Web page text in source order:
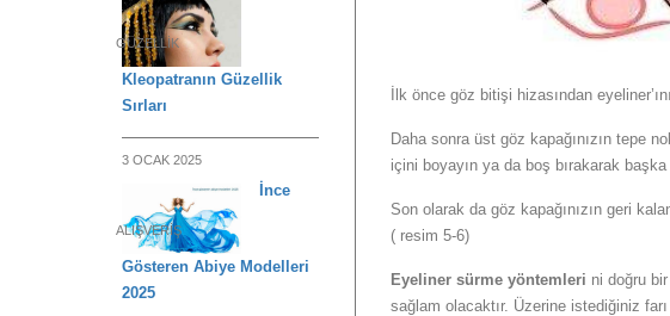
İlk önce göz bitişi hizasından
Daha sonra üst göz kapağınızın tepe
içini boyayın ya da boş bırakarak
Son olarak da göz kapağınızın geri
( resim 5-6)
Eyeliner sürme yöntemleri ni doğru
sağlam olacaktır. Üzerine istediğiniz
GÜZELLIK
Kleopatranın Güzellik
Sırları
3 OCAK 2025
ALIŞVERIŞ
İnce
Gösteren Abiye Modelleri
2025